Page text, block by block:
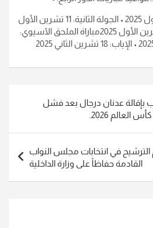
الجولة الأولى: 8 تشرين الأول 2025 • الجولة الثانية: 11 تشرين الأول
2025 • الجولة الثالثة: 14 تشرين الأول 2025مباراة الملحق الآسيوي:
بإقالة عدنان درجال بعد فشل
العالم 2026.
الترشيح في انتخابات مجلس النواب
القادمة حفاظاً على وزارة الداخلية